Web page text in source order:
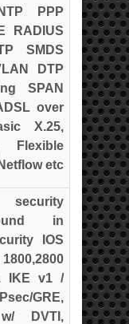
PPP
RADIUS
SMDS
DTP
SPAN
over
X.25,
Flexible
Netflow etc.
in
IOS
IKE v1 /
GRE,
DVTI,